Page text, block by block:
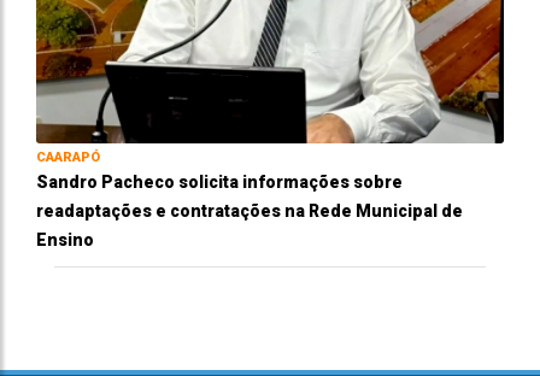
CAARAPÓ
Sandro Pacheco solicita informações sobre
readaptações e contratações na Rede Municipal de
Ensino